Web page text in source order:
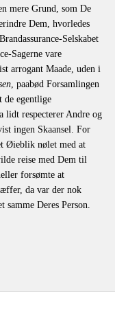
mere Grund, som De
Dem, hvorledes
Selskabet
Sagerne vare
arrogant Maade, uden i
, paabød Forsamlingen
de egentlige
lidt respecterer Andre og
ingen Skaansel. For
Øieblik nølet med at
reise med Dem til
forsømte at
da var der nok
Deres Person.